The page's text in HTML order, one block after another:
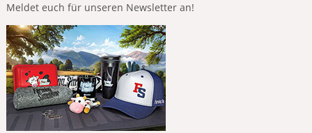
Meldet euch für unseren Newsletter an!